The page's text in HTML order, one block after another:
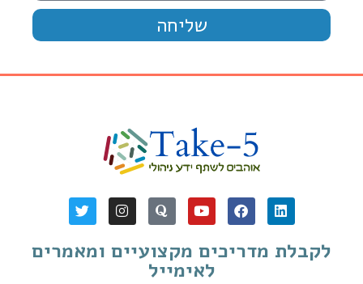
שליחה
לקבלת מדריכים מקצועיים ומאמרים
לאימייל